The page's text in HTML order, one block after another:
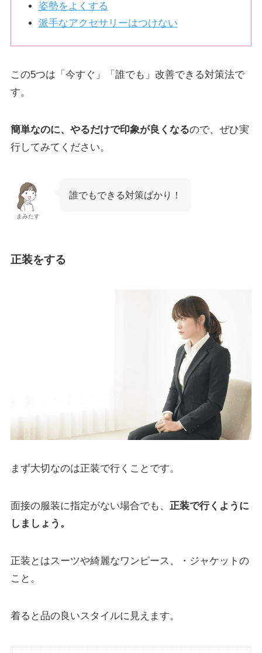
姿勢をよくする
派手なアクセサリーはつけない
この5つは「今すぐ」「誰でも」改善できる対策法で
す。
簡単なのに、やるだけで印象が良くなるので、ぜひ実
行してみてください。
まみたす
誰でもできる対策ばかり！
正装をする
まず大切なのは正装で行くことです。
面接の服装に指定がない場合でも、 正装で行くように
しましょう。
正装とはスーツや綺麗なワンピース、・ジャケットの
こと。
着ると品の良いスタイルに見えます。